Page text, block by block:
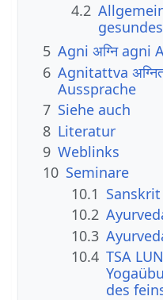
4.2
5 Agni अग्नि agni
6 Agnitattva
Aussprache
7 Siehe auch
8 Literatur
9 Weblinks
10 Seminare
10.1
10.2
10.3
10.4 TSA
des